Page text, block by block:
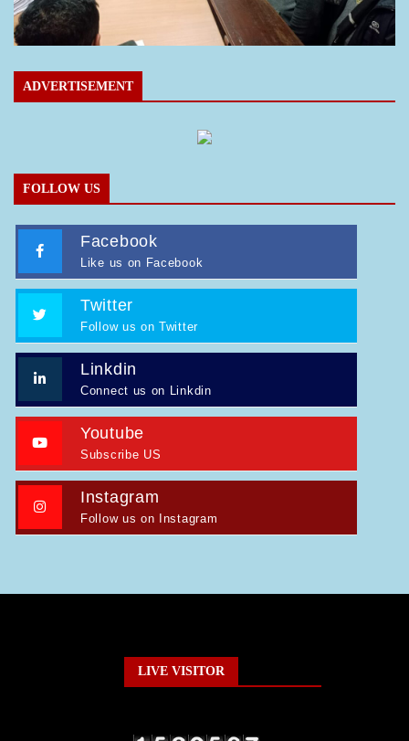
ADVERTISEMENT
FOLLOW US
Facebook
Like us on Facebook
Twitter
Follow us on Twitter
Linkdin
Connect us on Linkdin
Youtube
Subscribe US
Instagram
Follow us on Instagram
LIVE VISITOR